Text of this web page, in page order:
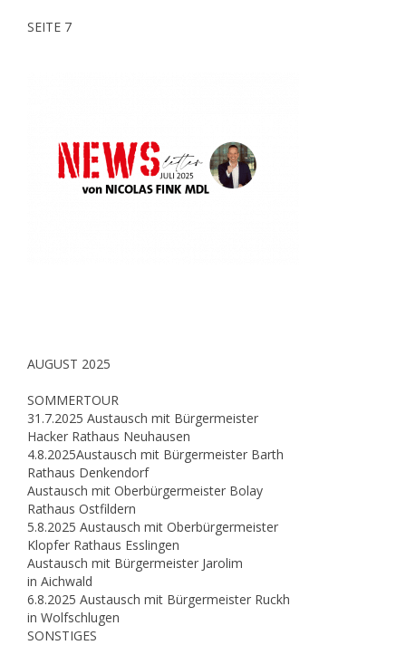
SEITE 7
AUGUST 2025
SOMMERTOUR
31.7.2025 Austausch mit Bürgermeister
Hacker Rathaus Neuhausen
4.8.2025Austausch mit Bürgermeister Barth
Rathaus Denkendorf
Austausch mit Oberbürgermeister Bolay
Rathaus Ostfildern
5.8.2025 Austausch mit Oberbürgermeister
Klopfer Rathaus Esslingen
Austausch mit Bürgermeister Jarolim
in Aichwald
6.8.2025 Austausch mit Bürgermeister Ruckh
in Wolfschlugen
SONSTIGES